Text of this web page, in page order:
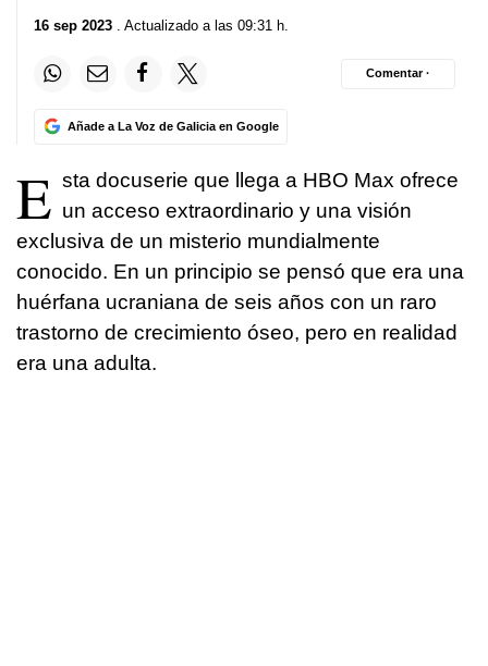
16 sep 2023 . Actualizado a las 09:31 h.
Añade a La Voz de Galicia en Google
Comentar ·
E sta docuserie que llega a HBO Max ofrece
un acceso extraordinario y una visión
exclusiva de un misterio mundialmente
conocido. En un principio se pensó que era una
huérfana ucraniana de seis años con un raro
trastorno de crecimiento óseo, pero en realidad
era una adulta.